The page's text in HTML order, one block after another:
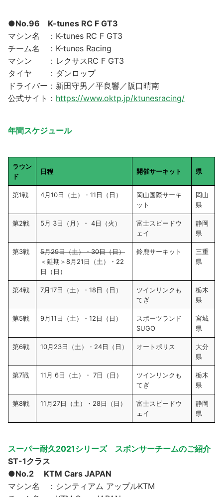
●No.96 K-tunes RC F GT3
マシン名 ：K-tunes RC F GT3
チーム名 ：K-tunes Racing
マシン ：レクサスRC F GT3
タイヤ ：ダンロップ
ドライバー：新田守男／平良響／阪口晴南
公式サイト： https://www.oktp.jp/ktunesracing/
年間スケジュール
ラウン
ド
日程 開催サーキット 県
第1戦 4月10日（土）・11日（日）
岡山国際サーキ
ット
岡山
県
第2戦 5月 3日（月）・ 4日（火）
富士スピードウ
ェイ
静岡
県
第3戦
5月29日（土）・30日（日）
＜延期＞8月21日（土）・22
日（日）
鈴鹿サーキット
三重
県
第4戦 7月17日（土）・18日（日）
ツインリンクも
てぎ
栃木
県
第5戦 9月11日（土）・12日（日）
スポーツランド
SUGO
宮城
県
第6戦 10月23日（土）・24日（日） オートポリス
大分
県
第7戦 11月 6日（土）・ 7日（日）
ツインリンクも
てぎ
栃木
県
第8戦 11月27日（土）・28日（日）
富士スピードウ
ェイ
静岡
県
スーパー耐久2021シリーズ スポンサーチームのご紹介
ST-1クラス
●No.2 KTM Cars JAPAN
マシン名 ：シンティアム アップルKTM